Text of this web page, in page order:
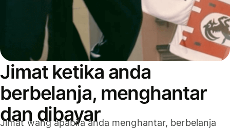
Jimat ketika anda
berbelanja, menghantar
dan dibayar
Jimat wang apabila anda menghantar, berbelanja